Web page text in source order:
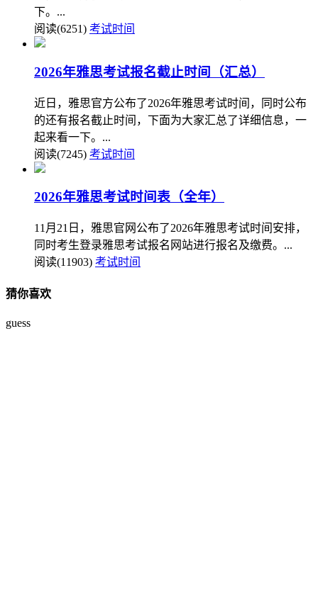
下。...
阅读(6251) 考试时间
2026年雅思考试报名截止时间（汇总）
近日，雅思官方公布了2026年雅思考试时间，同时公布
的还有报名截止时间，下面为大家汇总了详细信息，一
起来看一下。...
阅读(7245) 考试时间
2026年雅思考试时间表（全年）
11月21日，雅思官网公布了2026年雅思考试时间安排，
同时考生登录雅思考试报名网站进行报名及缴费。...
阅读(11903) 考试时间
猜你喜欢
guess